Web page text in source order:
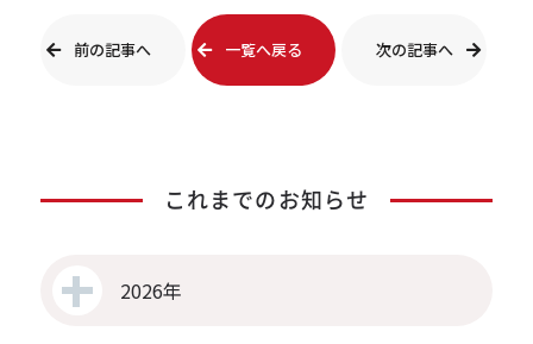
前の記事へ 一覧へ戻る 次の記事へ
これまでのお知らせ
2026年